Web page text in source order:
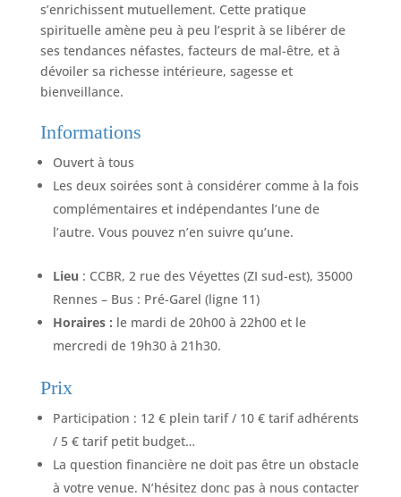
s’enrichissent mutuellement. Cette pratique
spirituelle amène peu à peu l’esprit à se libérer de
ses tendances néfastes, facteurs de mal-être, et à
dévoiler sa richesse intérieure, sagesse et
bienveillance.
Informations
Ouvert à tous
Les deux soirées sont à considérer comme à la fois
complémentaires et indépendantes l’une de
l’autre. Vous pouvez n’en suivre qu’une.
Lieu : CCBR, 2 rue des Véyettes (ZI sud-est), 35000
Rennes – Bus : Pré-Garel (ligne 11)
Horaires : le mardi de 20h00 à 22h00 et le
mercredi de 19h30 à 21h30.
Prix
Participation : 12 € plein tarif / 10 € tarif adhérents
/ 5 € tarif petit budget…
La question financière ne doit pas être un obstacle
à votre venue. N’hésitez donc pas à nous contacter